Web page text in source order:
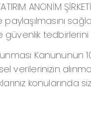
ANONİM
tedbirlerini
verilerinizin
konularında